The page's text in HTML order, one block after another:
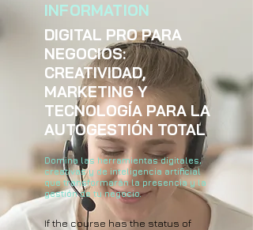
INFORMATION
DIGITAL PRO PARA
NEGOCIOS:
CREATIVIDAD,
MARKETING Y
TECNOLOGÍA PARA LA
AUTOGESTIÓN TOTAL
Domina las herramientas digitales,
creativas y de inteligencia artificial
que transformarán la presencia y la
gestión de tu negocio.
If the course has the status of